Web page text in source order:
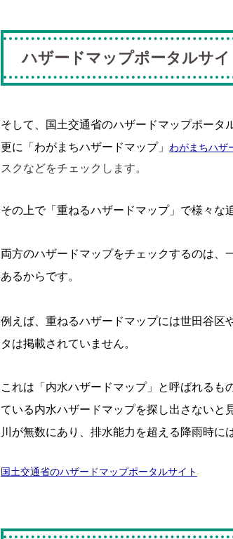
ハザードマップポータルサイ
そして、国土交通省のハザードマップポータ
更に「わがまちハザードマップ」 わがまちハザ
スクなどをチェックします。
その上で「重ねるハザードマップ」で様々な
両方のハザードマップをチェックするのは、
あるからです。
例えば、重ねるハザードマップには世田谷区
タは掲載されていません。
これは「内水ハザードマップ」と呼ばれるも
ている内水ハザードマップを探し出さないと
川が無数にあり、排水能力を超える降雨時に
国土交通省のハザードマップポータルサイト